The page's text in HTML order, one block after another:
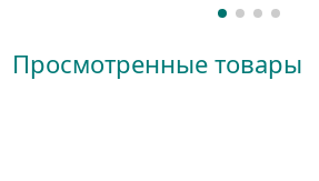
Просмотренные товары